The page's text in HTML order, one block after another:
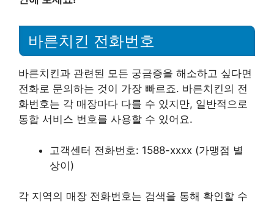
바른치킨 전화번호
바른치킨과 관련된 모든 궁금증을 해소하고 싶다면
전화로 문의하는 것이 가장 빠르죠. 바른치킨의 전
화번호는 각 매장마다 다를 수 있지만, 일반적으로
통합 서비스 번호를 사용할 수 있어요.
고객센터 전화번호: 1588-xxxx (가맹점 별
상이)
각 지역의 매장 전화번호는 검색을 통해 확인할 수